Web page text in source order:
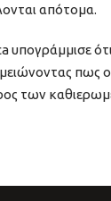
απότομα.
υπογράμμισε
πως
των